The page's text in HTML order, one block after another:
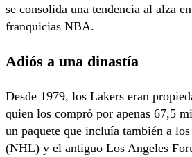
se consolida una tendencia al alza
franquicias NBA.
Adiós a una dinastía
Desde 1979, los Lakers eran
quien los compró por apenas 67,5
un paquete que incluía también a
(NHL) y el antiguo Los Angeles